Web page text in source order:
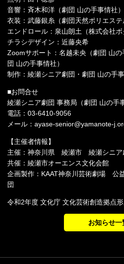
音響：斉木和洋（劇団 山の手事情社）
衣装：武藤銀糸（劇団天然ポリエステ
エンドロール：泉山朗土（株式会社ボ
チラシデザイン：近藤央希
Zoomサポート：名越未央（劇団 山
団 山の手事情社）
制作：綾瀬シニア劇団・劇団 山の手
■お問合せ
綾瀬シニア劇団 事務局（劇団 山の手
電話：03-6410-9056
メール：ayase-senior@yamanote-
【主催者情報】
主催：神奈川県 綾瀬市 綾瀬シニア
共催：綾瀬市オーエンス文化会館
企画製作：KAAT神奈川芸術劇場 公
団
令和2年度 文化庁 文化芸術創造拠点
お知らせ一